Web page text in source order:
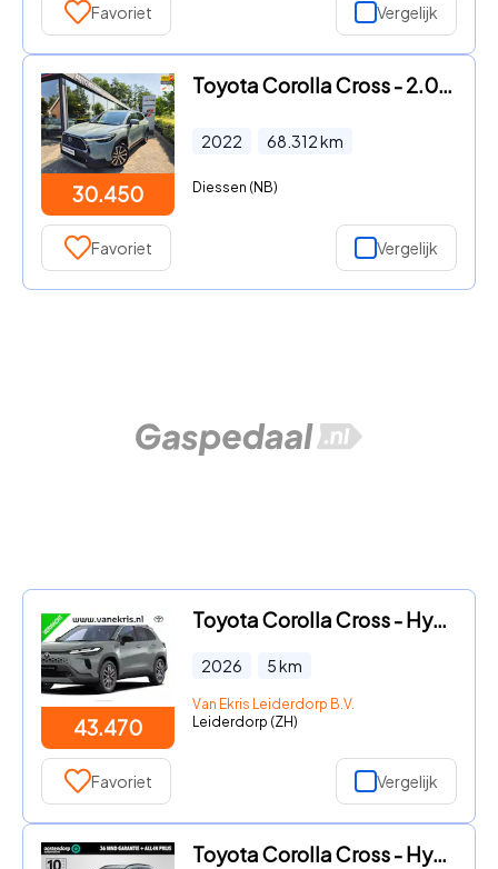
Favoriet Vergelijk
30.450
Toyota Corolla Cross - 2.0 Hybrid 200 Style
2022 68.312km
Diessen (NB)
Favoriet Vergelijk
43.470
Toyota Corolla Cross - Hybrid 140 Dynamic Nieuw en in augustus leverbaar met € 2.00
2026 5km
Van Ekris Leiderdorp B.V.
Leiderdorp (ZH)
Favoriet Vergelijk
Toyota Corolla Cross - Hybrid 140 Dynamic